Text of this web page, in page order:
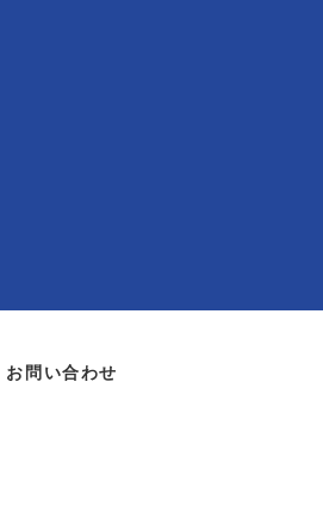
お問い合わせ